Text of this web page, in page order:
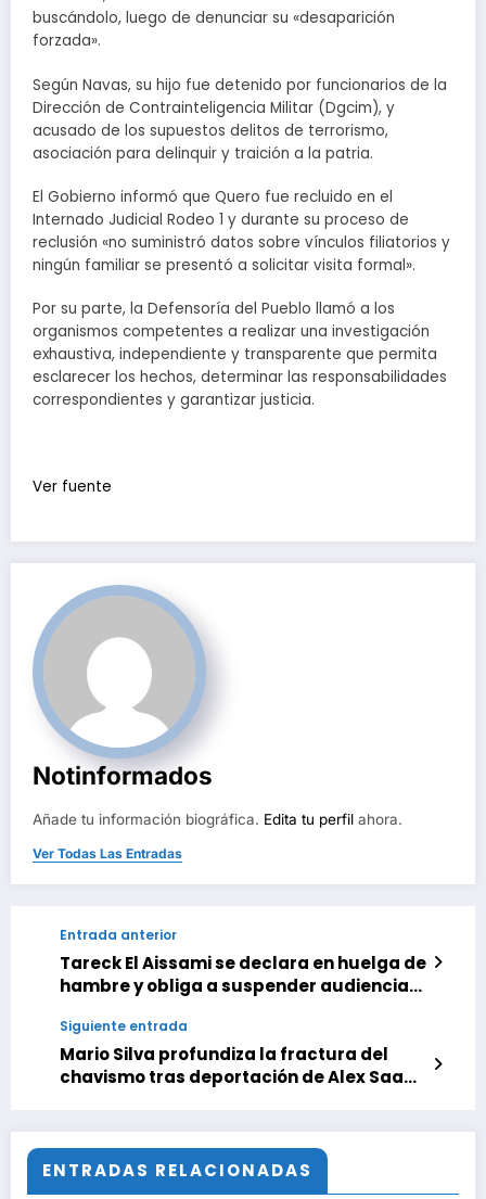
buscándolo, luego de denunciar su «desaparición
forzada».
Según Navas, su hijo fue detenido por funcionarios de la
Dirección de Contrainteligencia Militar (Dgcim), y
acusado de los supuestos delitos de terrorismo,
asociación para delinquir y traición a la patria.
El Gobierno informó que Quero fue recluido en el
Internado Judicial Rodeo 1 y durante su proceso de
reclusión «no suministró datos sobre vínculos filiatorios y
ningún familiar se presentó a solicitar visita formal».
Por su parte, la Defensoría del Pueblo llamó a los
organismos competentes a realizar una investigación
exhaustiva, independiente y transparente que permita
esclarecer los hechos, determinar las responsabilidades
correspondientes y garantizar justicia.
Ver fuente
Notinformados
Añade tu información biográfica. Edita tu perfil ahora.
Ver Todas Las Entradas
Entrada anterior
Tareck El Aissami se declara en huelga de
hambre y obliga a suspender audiencia
Siguiente entrada
Mario Silva profundiza la fractura del
chavismo tras deportación de Alex Saab
ENTRADAS RELACIONADAS